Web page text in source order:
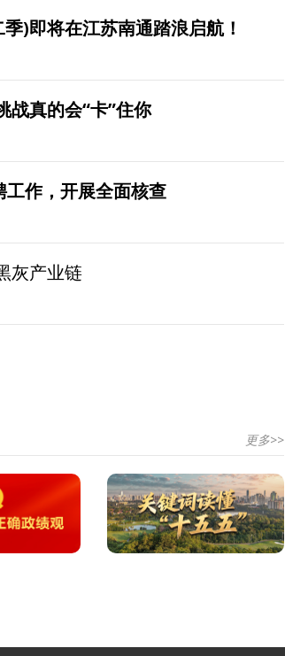
)即将在江苏南通踏浪启航！
战真的会“卡”住你
作，开展全面核查
灰产业链
更多>>